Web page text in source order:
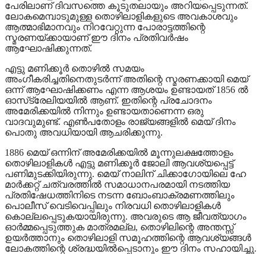
പേരിലാണ് ദിവസത്തെ കൂടുതലായും അറിയപ്പെടുന്നത്.
ലോകമെമ്പാടുമുള്ള തൊഴിലാളികളുടെ അവകാശവും
ആത്മാഭിമാനവും നിറവേറ്റുന്ന പോരാട്ടത്തിന്റെ
സ്മരണയ്ക്കായാണ് ഈ ദിനം പ്രതിവർഷം
ആഘോഷിക്കുന്നത്.
എട്ടു മണിക്കൂര്‍ തൊഴില്‍ സമയം
അംഗീകരിച്ചതിനെതുടര്‍ന്ന് അതിന്റെ സ്മരണക്കായി മെയ്
ഒന്ന് ആഘോഷിക്കണം എന്ന ആശയം ഉണ്ടായത് 1856 ല്‍
ഓസ്‌ട്രേലിയയില്‍ ആണ്. ഇതിന്റെ പ്രചോദനം
അമേരിക്കയില്‍ നിന്നും ഉണ്ടായതാണെന്ന ഒരു
വാദവുമുണ്ട്. എണ്‍പതോളം രാജ്യങ്ങളില്‍ മെയ് ദിനം
പൊതു അവധിയായി ആചരിക്കുന്നു.
1886 മെയ് ഒന്നിന് അമേരിക്കയിൽ മൂന്നുലക്ഷത്തോളം
തൊഴിലാളികൾ എട്ടു മണിക്കൂർ ജോലി ആവശ്യപ്പെട്ട്
പണിമുടക്കിയിരുന്നു. മെയ് നാലിന് ചിക്കാഗോയിലെ ഹേ
മാർക്കറ്റ് ചത്വരത്തിൽ സമാധാനപരമായി നടത്തിയ
പ്രതിഷേധത്തിനിടെ നടന്ന ബോംബാക്രമണത്തിലും
പൊലീസ് വെടിവെപ്പിലും നിരവധി തൊഴിലാളികൾ
കൊല്ലപ്പെടുകയായിരുന്നു. അവരുടെ ആ ജീവത്യാഗം
ഓർമ്മപ്പെടുത്തുക മാത്രമല്ല, തൊഴിലിന്റെ അന്തസ്സ്
ഉയർത്താനും തൊഴിലാളി സമൂഹത്തിന്റെ ആവശ്യങ്ങൾ
ലോകത്തിന്റെ ശ്രദ്ധയിൽപ്പെടാനും ഈ ദിനം സഹായിച്ചു.